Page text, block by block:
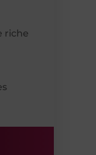
riche